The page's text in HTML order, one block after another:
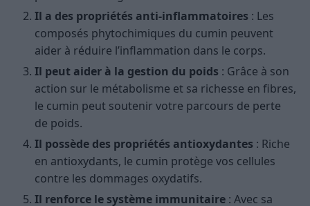
Il a des propriétés anti-inflammatoires : Les
composés phytochimiques du cumin peuvent
aider à réduire l’inflammation dans le corps.
Il peut aider à la gestion du poids : Grâce à son
action sur le métabolisme et sa richesse en fibres,
le cumin peut soutenir votre parcours de perte
de poids.
Il possède des propriétés antioxydantes : Riche
en antioxydants, le cumin protège vos cellules
contre les dommages oxydatifs.
Il renforce le système immunitaire : Avec sa